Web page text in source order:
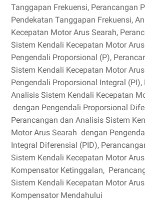
Tanggapan Frekuensi, Perancangan
Pendekatan Tanggapan Frekuensi,
Kecepatan Motor Arus Searah,
Sistem Kendali Kecepatan Motor
Pengendali Proporsional (P),
Sistem Kendali Kecepatan Motor
Pengendali Proporsional Integral
Analisis Sistem Kendali Kecepatan
dengan Pengendali Proporsional
Perancangan dan Analisis Sistem
Motor Arus Searah dengan
Integral Diferensial (PID),
Sistem Kendali Kecepatan Motor
Kompensator Ketinggalan,
Sistem Kendali Kecepatan Motor
Kompensator Mendahului